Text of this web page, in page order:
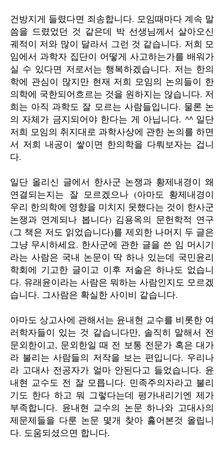
건방지게 들렸다면 죄송합니다. 모임때마다 계속 말
씀을 드렸었던 것 같은데 박 선생님께서 살아오신
궤적이 저와 많이 달라서 그런 것 같습니다. 저희 모
임에서 과학자 집단이 어떻게 사고하는가를 배워가
실 수 있다면 저로서는 행복하겠습니다. 저는 한의
학에 관심이 많지만 현재 저희 모임의 논의들이 한
의학에 국한되어흐르는 것을 원하지는 않습니다. 저
희는 아직 과학도 잘 모르는 사람들입니다. 물론 논
의 자체가 금지되어야 한다는 게 아닙니다. ^^ 일단
저희 모임의 취지대로 과학사상에 관한 논의를 하면
서 저희 내공이 쌓이면 한의학을 다뤄보자는 겁니
다.
일단 올리신 글에서 한사군 논쟁과 황제내경이 왜
연결되는지는 잘 모르겠으나 (아마도 황제내경이
우리 한의학에 영향을 미치지 못했다는 것이 한사군
논쟁과 연계되나 봅니다) 김용옥의 문헌학적 연구
(그 책은 저도 읽었습니다)를 제외한 나머지 두 글은
그냥 무시하세요. 한사군에 관한 글을 쓴 임 머시기
라는 사람은 국내 논문이 딱 하나 있는데 국민윤리
학회에 기고한 글이고 이후 저술은 하나도 없습니
다. 유래윤이라는 사람은 뭐하는 사람인지도 모르겠
습니다. 그사람은 확실한 사이비 같습니다.
아마도 상고사에 관해서는 윤내현 교수를 비롯한 여
러학자들이 있는 것 같습니다만, 솔직히 말해서 전
문외한이고, 문외한일 때 전 보통 전문가 혹은 대가
라 불리는 사람들의 저작을 보는 편입니다. 우리나
라 고대사 전공자가 얼마 안된다고 들었습니다. 윤
내현 교수도 전 잘 모릅니다. 민족주의자라고 불리
기도 한다 하고 뭐 그렇다는데 평가내리기엔 제가
부족합니다. 윤내현 교수의 논문 하나와 고대사의
제문제들을 다룬 논문 몇개 찾아 훓어본것 올립니
다. 도움되셨으면 합니다.